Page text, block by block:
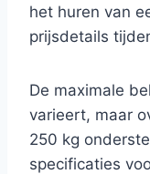
het huren van
prijsdetails
De maximale
varieert, maar
250 kg
specificaties